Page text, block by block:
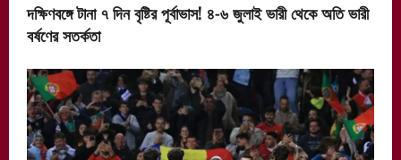
দক্ষিণবঙ্গে টানা ৭ দিন বৃষ্টির পূর্বাভাস! ৪-৬ জুলাই ভারী থেকে অতি ভারী
বর্ষণের সতর্কতা